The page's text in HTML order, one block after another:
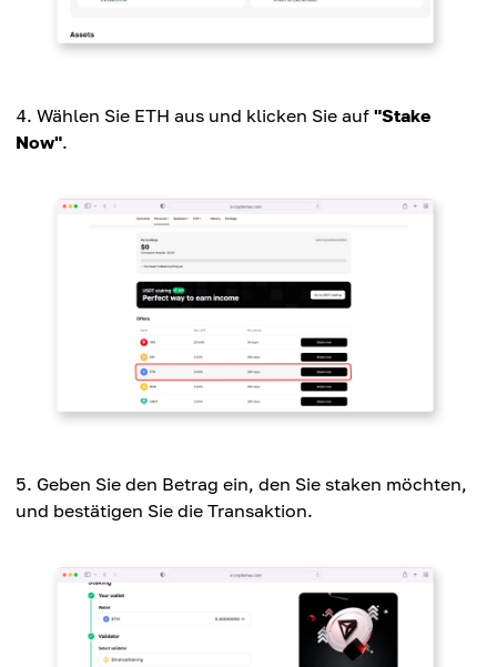
Wählen Sie ETH aus und klicken Sie auf "Stake
Now".
Geben Sie den Betrag ein, den Sie staken möchten,
und bestätigen Sie die Transaktion.